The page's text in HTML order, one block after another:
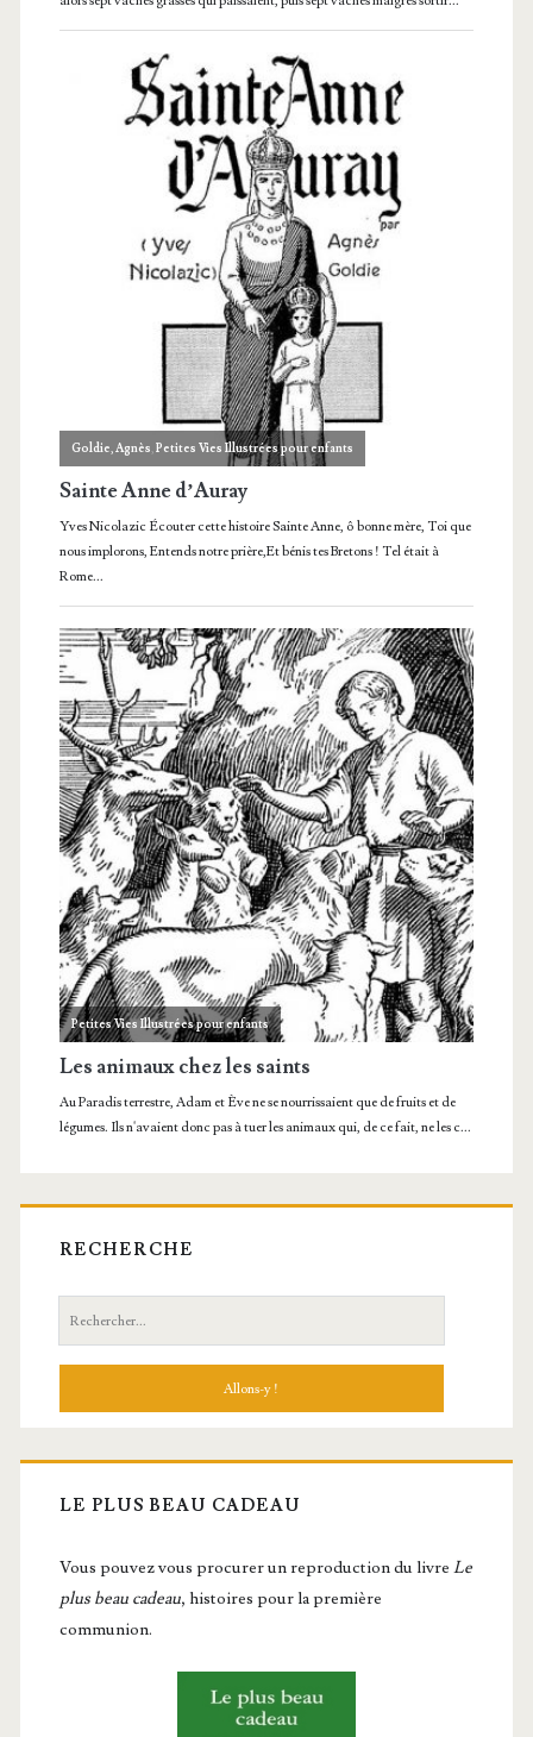
RECHERCHE
Recherche:
LE PLUS BEAU CADEAU
Vous pou­vez vous pro­cu­rer un repro­duc­tion du livre Le
plus beau cadeau, histoires pour la première
communion.